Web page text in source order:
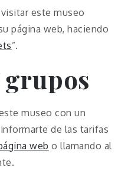
visitar este museo
página web, haciendo
”.
grupos
museo con un
de las tarifas
web o llamando al